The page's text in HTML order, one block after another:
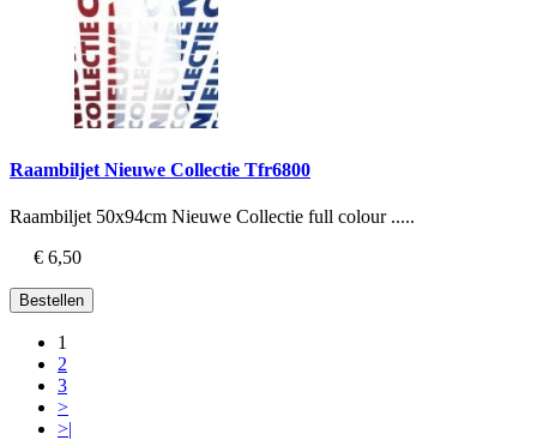
Raambiljet Nieuwe Collectie Tfr6800
Raambiljet 50x94cm Nieuwe Collectie full colour .....
€ 6,50
Bestellen
1
2
3
>
>|